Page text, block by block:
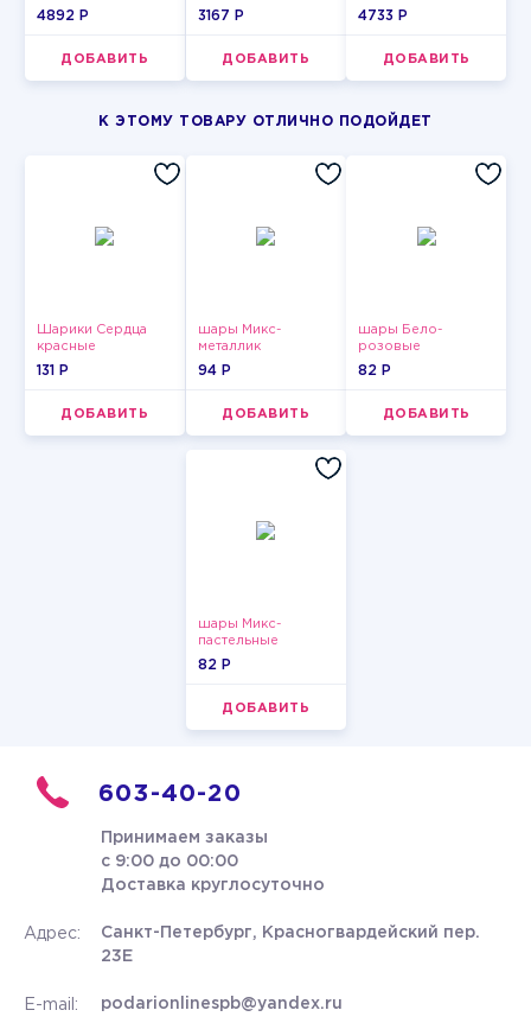
4892 P
ДОБАВИТЬ
3167 P
ДОБАВИТЬ
4733 P
ДОБАВИТЬ
К ЭТОМУ ТОВАРУ ОТЛИЧНО ПОДОЙДЕТ
Шарики Сердца
красные
131 P
ДОБАВИТЬ
шары Микс-
металлик
94 P
ДОБАВИТЬ
шары Бело-
розовые
пастельные
82 P
ДОБАВИТЬ
шары Микс-
пастельные
82 P
ДОБАВИТЬ
603-40-20
Принимаем заказы
с 9:00 до 00:00
Доставка круглосуточно
Адрес:
Санкт-Петербург, Красногвардейский пер.
23Е
E-mail: podarionlinespb@yandex.ru